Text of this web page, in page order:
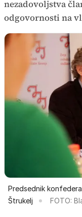
nezadovoljstva
odgovornosti na
Predsednik
Štrukelj
FOTO: